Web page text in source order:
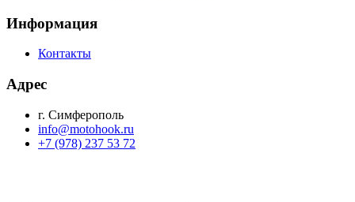
Информация
Контакты
Адрес
г. Симферополь
info@motohook.ru
+7 (978) 237 53 72